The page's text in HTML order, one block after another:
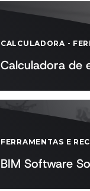
CALCULADORA-
Calculadora de
FERRAMENTAS E
BIM Software